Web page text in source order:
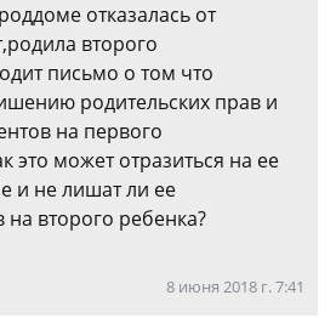
отказалась от
второго
письмо о том что
родительских прав и
на первого
это может отразиться на ее
и не лишат ли ее
на второго ребенка?
8 июня 2018 г. 7:41